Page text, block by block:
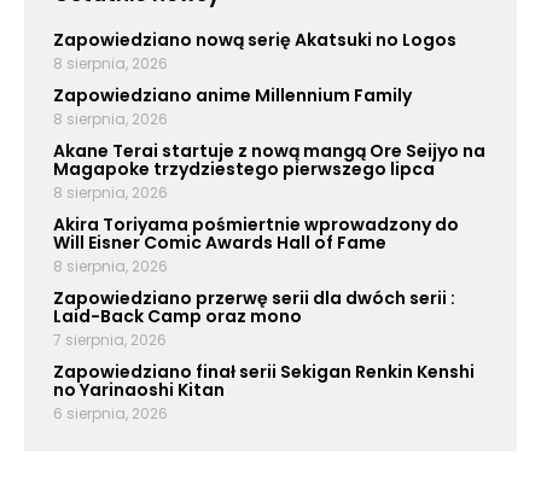
Zapowiedziano nową serię Akatsuki no Logos
8 sierpnia, 2026
Zapowiedziano anime Millennium Family
8 sierpnia, 2026
Akane Terai startuje z nową mangą Ore Seijyo na
Magapoke trzydziestego pierwszego lipca
8 sierpnia, 2026
Akira Toriyama pośmiertnie wprowadzony do
Will Eisner Comic Awards Hall of Fame
8 sierpnia, 2026
Zapowiedziano przerwę serii dla dwóch serii :
Laid-Back Camp oraz mono
7 sierpnia, 2026
Zapowiedziano finał serii Sekigan Renkin Kenshi
no Yarinaoshi Kitan
6 sierpnia, 2026